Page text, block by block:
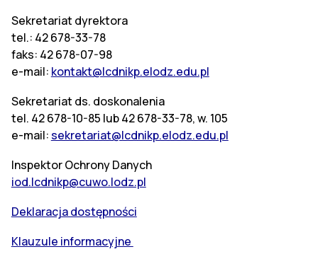
Sekretariat dyrektora
tel.: 42 678-33-78
faks: 42 678-07-98
e-mail: kontakt@lcdnikp.elodz.edu.pl
Sekretariat ds. doskonalenia
tel. 42 678-10-85 lub 42 678-33-78, w. 105
e-mail:sekretariat@lcdnikp.elodz.edu.pl
Inspektor Ochrony Danych
iod.lcdnikp@cuwo.lodz.pl
Deklaracja dostępności
Klauzule informacyjne